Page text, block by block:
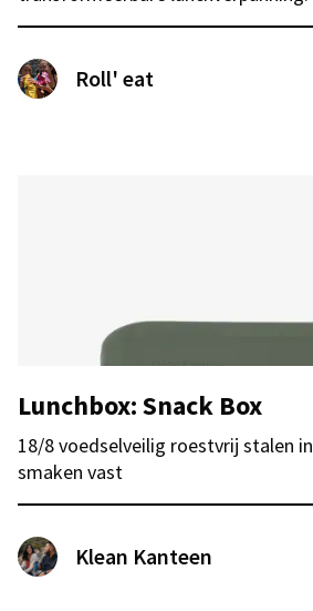
Roll' eat
Lunchbox: Snack Box
18/8 voedselveilig roestvrij stalen
smaken vast
Klean Kanteen